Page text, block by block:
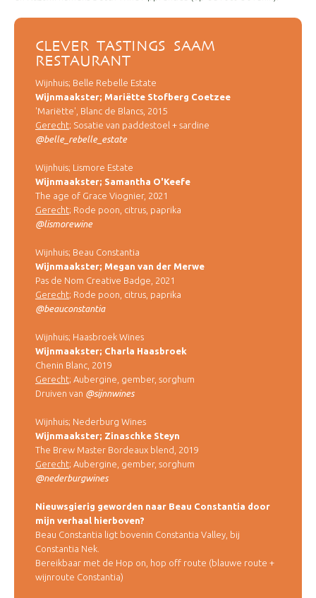
CLEVER TASTINGS SAAM
RESTAURANT
Wijnhuis; Belle Rebelle Estate
Wijnmaakster; Mariëtte Stofberg Coetzee
'Mariëtte', Blanc de Blancs, 2015
Gerecht; Sosatie van paddestoel + sardine
@belle_rebelle_estate
Wijnhuis; Lismore Estate
Wijnmaakster; Samantha O'Keefe
The age of Grace Viognier, 2021
Gerecht; Rode poon, citrus, paprika
@lismorewine
Wijnhuis; Beau Constantia
Wijnmaakster; Megan van der Merwe
Pas de Nom Creative Badge, 2021
Gerecht; Rode poon, citrus, paprika
@beauconstantia
Wijnhuis; Haasbroek Wines
Wijnmaakster; Charla Haasbroek
Chenin Blanc, 2019
Gerecht; Aubergine, gember, sorghum
Druiven van @sijnnwines
Wijnhuis; Nederburg Wines
Wijnmaakster; Zinaschke Steyn
The Brew Master Bordeaux blend, 2019
Gerecht; Aubergine, gember, sorghum
@nederburgwines
Nieuwsgierig geworden naar Beau Constantia door
mijn verhaal hierboven?
Beau Constantia ligt bovenin Constantia Valley, bij
Constantia Nek.
Bereikbaar met de Hop on, hop off route (blauwe route +
wijnroute Constantia)